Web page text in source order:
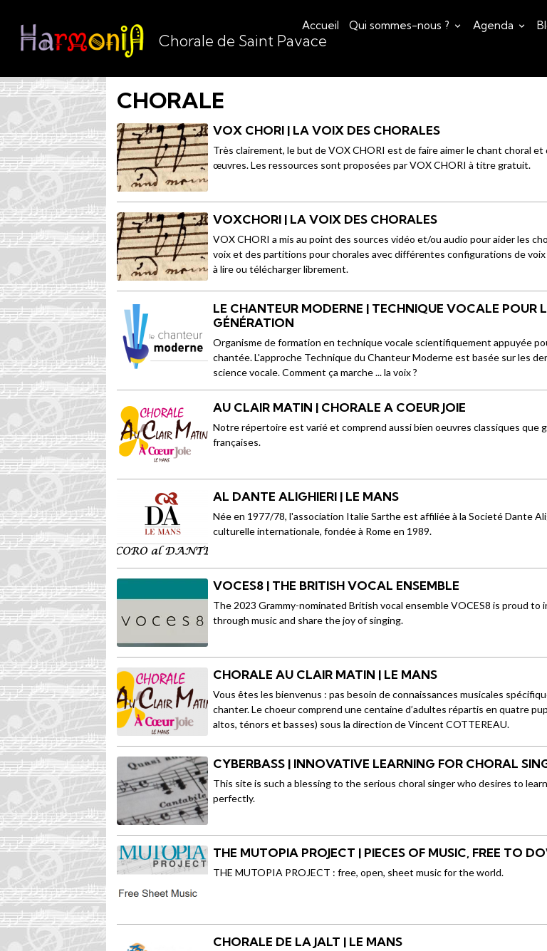
Chorale de Saint Pavace
Accueil Qui sommes-nous ? Agenda
CHORALE
VOX CHORI | LA VOIX DES CHORALES
Très clairement, le but de VOX CHORI est de faire aimer le chant choral et
œuvres. Les ressources sont proposées par VOX CHORI à titre gratuit.
VOXCHORI | LA VOIX DES CHORALES
VOX CHORI a mis au point des sources vidéo et/ou audio pour aider les
voix et des partitions pour chorales avec différentes configurations de
à lire ou télécharger librement.
LE CHANTEUR MODERNE | TECHNIQUE VOCALE POUR
GÉNÉRATION
Organisme de formation en technique vocale scientifiquement appuyée
chantée. L'approche Technique du Chanteur Moderne est basée sur les
science vocale. Comment ça marche ... la voix ?
AU CLAIR MATIN | CHORALE A COEUR JOIE
Notre répertoire est varié et comprend aussi bien oeuvres classiques que
françaises.
AL DANTE ALIGHIERI | LE MANS
Née en 1977/78, l'association Italie Sarthe est affiliée à la Societé Dante
culturelle internationale, fondée à Rome en 1989.
VOCES8 | THE BRITISH VOCAL ENSEMBLE
The 2023 Grammy-nominated British vocal ensemble VOCES8 is proud to
through music and share the joy of singing.
CHORALE AU CLAIR MATIN | LE MANS
Vous êtes les bienvenus : pas besoin de connaissances musicales
chanter. Le choeur comprend une centaine d’adultes répartis en quatre
altos, ténors et basses) sous la direction de Vincent COTTEREAU.
CYBERBASS | INNOVATIVE LEARNING FOR CHORAL
This site is such a blessing to the serious choral singer who desires to
perfectly.
THE MUTOPIA PROJECT | PIECES OF MUSIC, FREE TO
THE MUTOPIA PROJECT : free, open, sheet music for the world.
CHORALE DE LA JALT | LE MANS